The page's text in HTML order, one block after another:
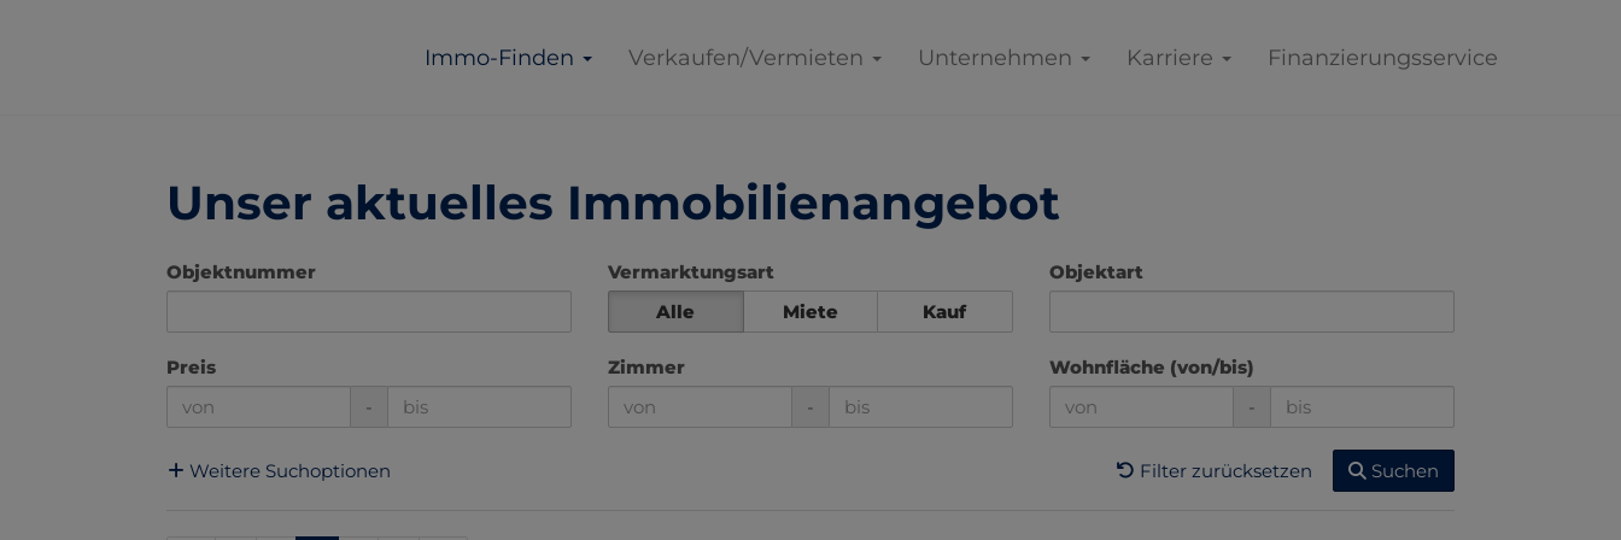
Immo-Finden Verkaufen/Vermieten Unternehmen Karriere Finanzierungsservice
Unser aktuelles Immobilienangebot
Objektnummer
Vermarktungsart
Alle
Miete Kauf
Objektart
Preis
-
Zimmer
-
Wohnfläche (von/bis)
-
Weitere Suchoptionen Filter zurücksetzen Suchen